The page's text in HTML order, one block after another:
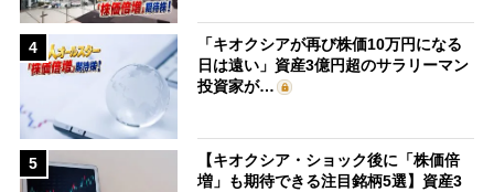
4
「キオクシアが再び株価10万円になる
日は遠い」資産3億円超のサラリーマン
投資家が…
5
【キオクシア・ショック後に「株価倍
増」も期待できる注目銘柄5選】資産3